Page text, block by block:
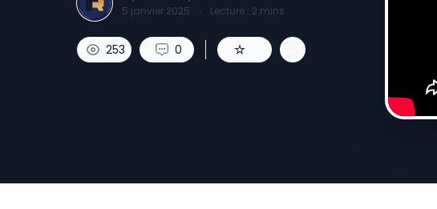
5 janvier 2025 · Lecture : 2 mins
253 0